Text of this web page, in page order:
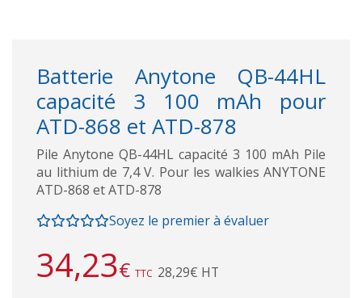
Batterie Anytone QB-44HL
capacité 3 100 mAh pour
ATD-868 et ATD-878
Pile Anytone QB-44HL capacité 3 100 mAh Pile
au lithium de 7,4 V. Pour les walkies ANYTONE
ATD-868 et ATD-878
Soyez le premier à évaluer
34,23€ TTC 28,29€ HT